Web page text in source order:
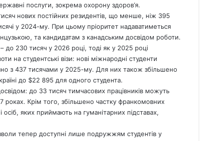
послуги, зокрема охорону здоров’я.
нових постійних резидентів, що менше, ніж 395
у 2024-му. При цьому пріоритет надаватиметься
та кандидатам з канадським досвідом роботи.
до 230 тисяч у 2026 році, тоді як у 2025 році
на студентські візи: нові міжнародні студенти
з 437 тисячами у 2025-му. Для них також збільшено
до $22 895 для одного студента.
до 33 тисяч тимчасових працівників можуть
роках. Крім того, збільшено частку франкомовних
осіб, яких приймають на гуманітарних підставах,
тепер доступні лише подружжям студентів у